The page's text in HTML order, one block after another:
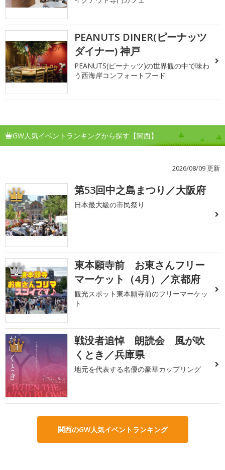
PEANUTS DINER(ピーナッツ
ダイナー) 神戸
PEANUTS(ピーナッツ)の世界観の中で味わ
う西海岸コンフォートフード
GW人気イベントランキングから探す【関西】
2026/08/09 更新
1 第53回中之島まつり／大阪府
日本最大級の市民祭り
2
東本願寺前 お東さんフリー
マーケット（4月）／京都府
観光スポット東本願寺前のフリーマーケッ
ト
3
戦没者追悼 朗読会 風が吹
くとき／兵庫県
地元を代表する名優の豪華カップリング
関西のGW人気イベントランキング